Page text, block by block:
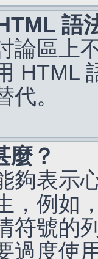
語
論區上
HTML
代。
麼？
夠表示
，例如
符號的
過度使